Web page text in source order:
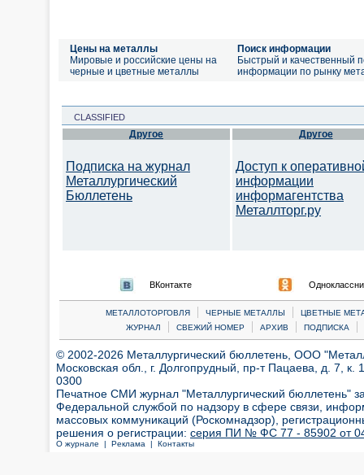
Цены на металлы
Мировые и российские цены на
черные и цветные металлы
Поиск информации
Быстрый и качественный
информации по рынку
CLASSIFIED
Другое
Подписка на журнал
Металлургический
Бюллетень
Другое
Доступ к
информации
информагентства
Металлторг.ру
ВКонтакте
МЕТАЛЛОТОРГОВЛЯ | ЧЕРНЫЕ МЕТАЛЛЫ |
ЦВЕТНЫЕ
ЖУРНАЛ
| СВЕЖИЙ НОМЕР | АРХИВ | ПОДПИСКА |
© 2002-2026 Металлургический бюллетень, ООО
Московская обл., г. Долгопрудный, пр-т Пацаева, д. 7,
0300
Печатное СМИ журнал "Металлургический бюллетень"
Федеральной службой по надзору в сфере связи,
массовых коммуникаций (Роскомнадзор),
решения о регистрации: серия ПИ № ФС 77 - 85902 от 04
О журнале | Реклама | Контакты